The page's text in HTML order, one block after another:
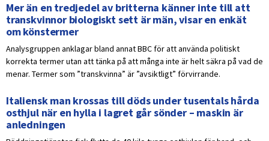
Mer än en tredjedel av britterna känner inte till att
transkvinnor biologiskt sett är män, visar en enkät
om könstermer
Analysgruppen anklagar bland annat BBC för att använda politiskt
korrekta termer utan att tänka på att många inte är helt säkra på vad de
menar. Termer som ”transkvinna” är ”avsiktligt” förvirrande.
Italiensk man krossas till döds under tusentals hårda
osthjul när en hylla i lagret går sönder – maskin är
anledningen